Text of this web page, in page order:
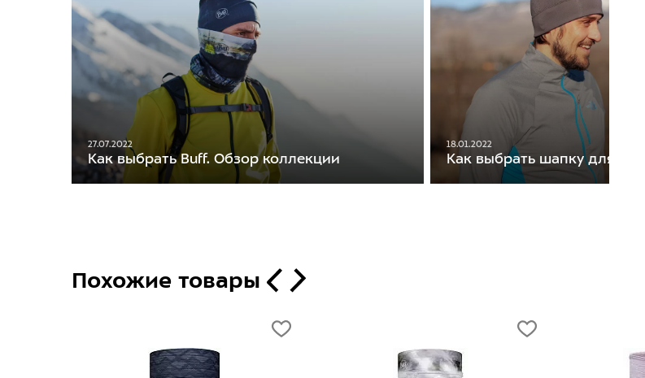
27.07.2022
Как выбрать Buff. Обзор коллекции
18.01.2022
Как выбрать шапку для бега
Похожие товары